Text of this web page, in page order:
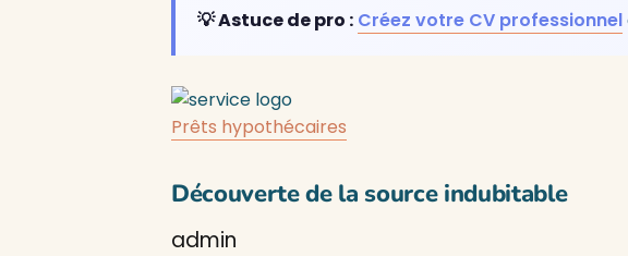
💡 Astuce de pro : Créez votre CV professionnel
Prêts hypothécaires
Découverte de la source indubitable
admin